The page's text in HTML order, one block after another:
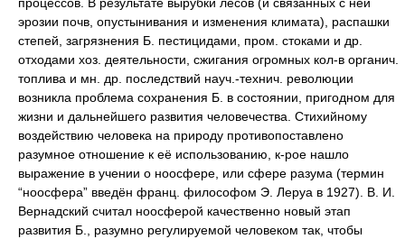
эрозии почв, опустынивания и изменения климата), распашки
степей, загрязнения Б. пестицидами, пром. стоками и др.
отходами хоз. деятельности, сжигания огромных кол-в органич.
топлива и мн. др. последствий науч.-технич. революции
возникла проблема сохранения Б. в состоянии, пригодном для
жизни и дальнейшего развития человечества. Стихийному
воздействию человека на природу противопоставлено
разумное отношение к её использованию, к-рое нашло
выражение в учении о ноосфере, или сфере разума (термин
“ноосфера” введён франц. философом Э. Леруа в 1927). В. И.
Вернадский считал ноосферой качественно новый этап
развития Б., разумно регулируемой человеком так, чтобы